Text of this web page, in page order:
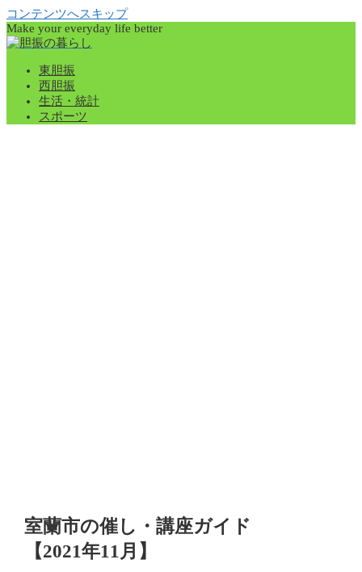
コンテンツへスキップ
Make your everyday life better
東胆振
西胆振
生活・統計
スポーツ
室蘭市の催し・講座ガイド
【2021年11月】